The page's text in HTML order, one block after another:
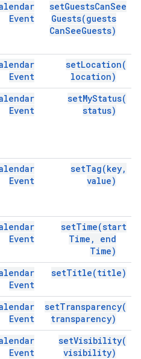
setGuestsCanSee
Guests(guests
CanSeeGuests)
Event
setLocation(
location)
Event
setMyStatus(
status)
Event
setTag(key,
value)
Event
setTime(start
Time ,
end
Time)
Event
setTitle(title)
Event
setTransparency(
transparency)
Event
setVisibility(
visibility)
Event